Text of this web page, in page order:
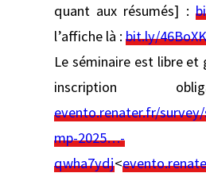
quant aux résumés] :
l’affiche là : bit.ly/
Le séminaire est libre
inscription
evento.renater.fr/
mp-2025…-
qwha7ydj<